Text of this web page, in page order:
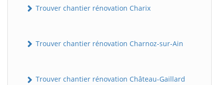
Trouver chantier rénovation Charix
Trouver chantier rénovation Charnoz-sur-Ain
Trouver chantier rénovation Château-Gaillard